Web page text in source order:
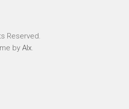
Reserved.
by Alx.